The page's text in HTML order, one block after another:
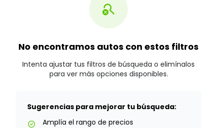
search_off
No encontramos autos con estos filtros
Intenta ajustar tus filtros de búsqueda o elimínalos
para ver más opciones disponibles.
Sugerencias para mejorar tu búsqueda:
check_circle Amplía el rango de precios